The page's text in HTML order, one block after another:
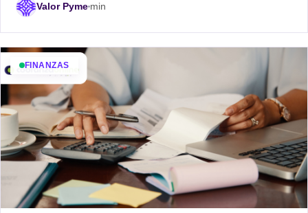
Valor Pyme min
FINANZAS